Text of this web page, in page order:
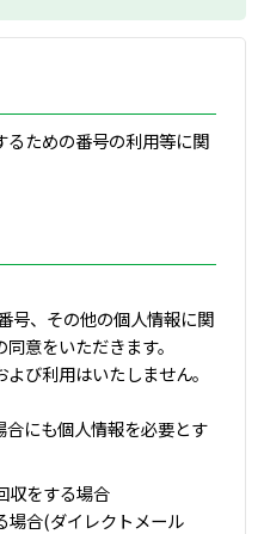
ための番号の利用等に関
号、その他の個人情報に関
意をいただきます。
び利用はいたしません。
にも個人情報を必要とす
収をする場合
場合(ダイレクトメール